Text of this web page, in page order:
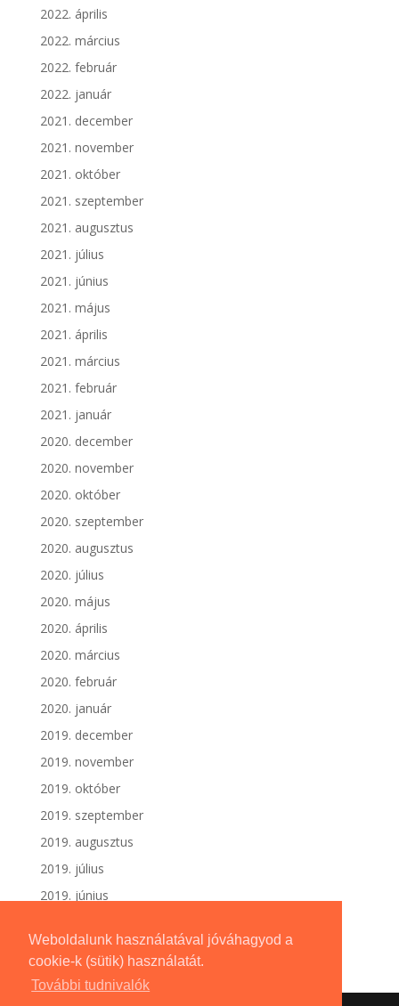
Weboldalunk használatával jóváhagyod a
cookie-k (sütik) használatát.
További tudnivalók
2022. április
2022. március
2022. február
2022. január
2021. december
2021. november
2021. október
2021. szeptember
2021. augusztus
2021. július
2021. június
2021. május
2021. április
2021. március
2021. február
2021. január
2020. december
2020. november
2020. október
2020. szeptember
2020. augusztus
2020. július
2020. május
2020. április
2020. március
2020. február
2020. január
2019. december
2019. november
2019. október
2019. szeptember
2019. augusztus
2019. július
2019. június